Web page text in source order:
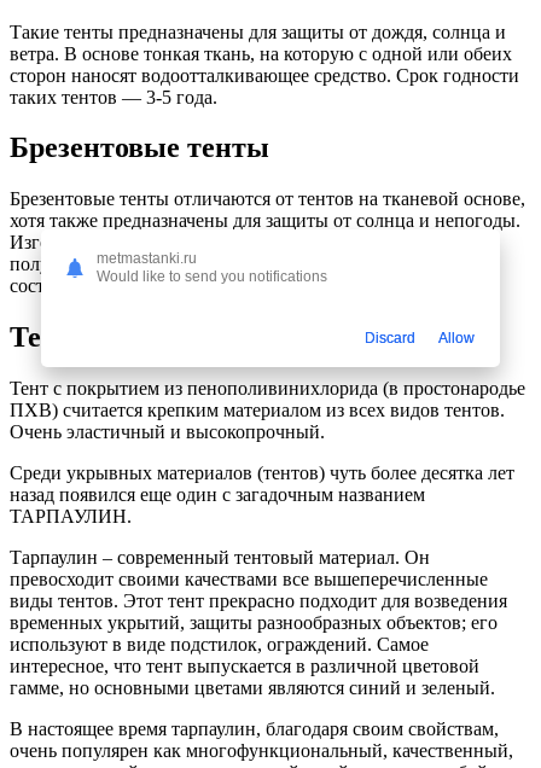
Такие тенты предназначены для защиты от дождя, солнца и
ветра. В основе тонкая ткань, на которую с одной или обеих
сторон наносят водоотталкивающее средство. Срок годности
таких тентов — 3-5 года.
Брезентовые тенты
Брезентовые тенты отличаются от тентов на тканевой основе,
хотя также предназначены для защиты от солнца и непогоды.
Изготавливают тент из хлопчатобумажной, льняной или
полульняной ткани, пропитанной водоотталкивающим
составом. Тент из брезента служит 5-7 лет.
Тенты из ПХВ
Тент с покрытием из пенополивинихлорида (в простонародье
ПХВ) считается крепким материалом из всех видов тентов.
Очень эластичный и высокопрочный.
Среди укрывных материалов (тентов) чуть более десятка лет
назад появился еще один с загадочным названием
ТАРПАУЛИН.
Тарпаулин – современный тентовый материал. Он
превосходит своими качествами все вышеперечисленные
виды тентов. Этот тент прекрасно подходит для возведения
временных укрытий, защиты разнообразных объектов; его
используют в виде подстилок, ограждений. Самое
интересное, что тент выпускается в различной цветовой
гамме, но основными цветами являются синий и зеленый.
В настоящее время тарпаулин, благодаря своим свойствам,
очень популярен как многофункциональный, качественный,
metmastanki.ru
Would like to send you notifications
Discard Allow